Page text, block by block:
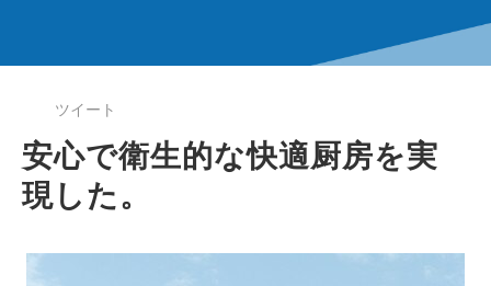
省エネ手法
よくあるご質問
ツイート
安心で衛生的な快適厨房を実
現した。